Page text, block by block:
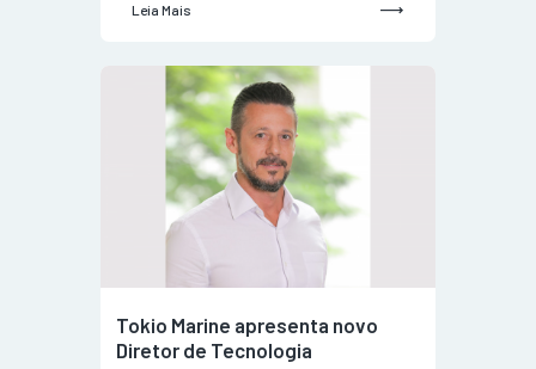
Leia Mais
Tokio Marine apresenta novo
Diretor de Tecnologia